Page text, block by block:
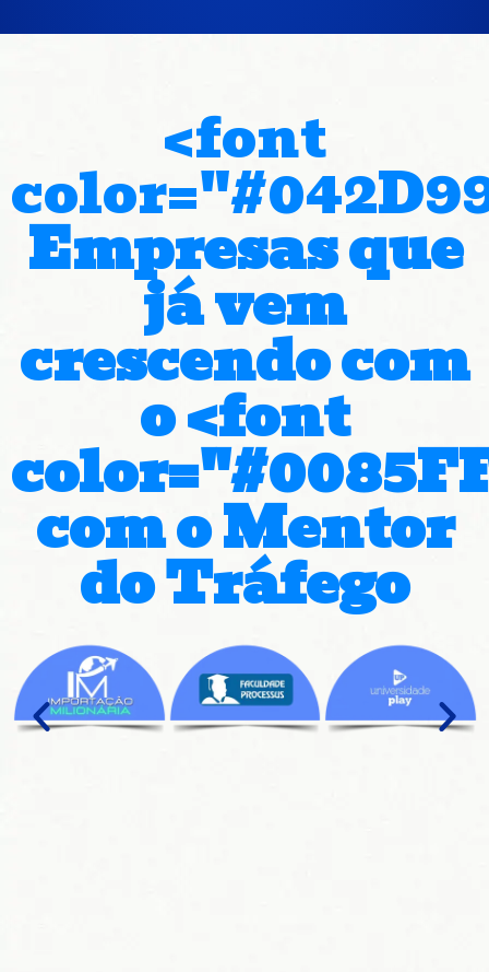
<font
Empresas que
já vem
crescendo com
o <font
com o Mentor
do Tráfego